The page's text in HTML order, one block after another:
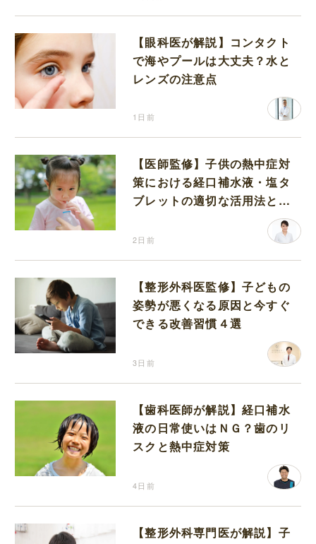
【眼科医が解説】コンタクト
で海やプールは大丈夫？水と
レンズの注意点
1日前
【医師監修】子供の熱中症対
策における経口補水液・塩タ
ブレットの適切な活用法と水
2日前
【整形外科医監修】子どもの
姿勢が悪くなる原因と今すぐ
できる改善習慣４選
3日前
【歯科医師が解説】経口補水
液の日常使いはＮＧ？歯のリ
スクと熱中症対策
4日前
【整形外科専門医が解説】子